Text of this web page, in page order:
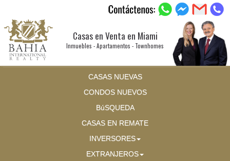
Casas en Venta en Miami
Inmuebles - Apartamentos - Townhomes
CASAS NUEVAS
CONDOS NUEVOS
BúSQUEDA
CASAS EN REMATE
INVERSORES
EXTRANJEROS